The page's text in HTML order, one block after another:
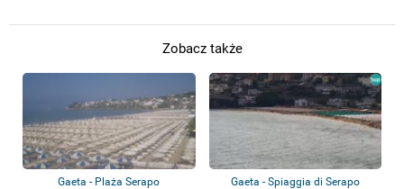
Zobacz także
Gaeta - Plaża Serapo Gaeta - Spiaggia di Serapo